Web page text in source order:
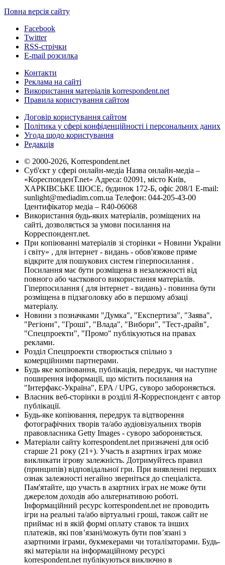
Повна версія сайту
Facebook
Twitter
RSS-стрічки
E-mail розсилка
Контакти
Реклама на сайті
Використання матеріалів korrespondent.net
Правила користування сайтом
Договір користування сайтом
Політика у сфері конфіденційності і персональних даних
Угода щодо користування
Редакція
© 2000-2026, Korrespondent.net
Суб'єкт у сфері онлайн-медіа Назва онлайн-медіа –
«КореспонденТ.net» Адреса: 02091, місто Київ,
ХАРКІВСЬКЕ ШОСЕ, будинок 172-Б, офіс 208/1 E-mail:
sunlight@mediadim.com.ua Телефон: 044-205-43-00
Ідентифікатор медіа – R40-06068
Використання будь-яких матеріалів, розміщених на
сайті, дозволяється за умови посилання на
Корреспондент.net.
При копіюванні матеріалів зі сторінки « Новини України
і світу» , для інтернет - видань - обов'язкове пряме
відкрите для пошукових систем гіперпосилання .
Посилання має бути розміщена в незалежності від
повного або часткового використання матеріалів.
Гіперпосилання ( для інтернет - видань) - повинна бути
розміщена в підзаголовку або в першому абзаці
матеріалу.
Новини з позначками "Думка", "Експертиза", "Заява",
"Регіони", "Гроші", "Влада", "Вибори", "Тест-драйв",
"Спецпроекти", "Промо" публікуються на правах
реклами.
Розділ Спецпроекти створюється спільно з
комерційними партнерами.
Будь яке копіювання, публікація, передрук, чи наступне
поширення інформації, що містить посилання на
"Інтерфакс-Україна", EPA / UPG, суворо забороняється.
Власник веб-сторінки в розділі Я-Корреспондент є автор
публікації.
Будь-яке копіювання, передрук та відтворення
фотографічних творів та/або аудіовізуальних творів
правовласника Getty Images - суворо забороняється.
Матеріали сайту korrespondent.net призначені для осіб
старше 21 року (21+). Участь в азартних іграх може
викликати ігрову залежність. Дотримуйтесь правил
(принципів) відповідальної гри. При виявленні перших
ознак залежності негайно зверніться до спеціаліста.
Пам'ятайте, що участь в азартних іграх не може бути
джерелом доходів або альтернативою роботі.
Інформаційний ресурс korrespondent.net не проводить
ігри на реальні та/або віртуальні гроші, також сайт не
приймає ні в якій формі оплату ставок та інших
платежів, які пов’язані/можуть бути пов’язані з
азартними іграми, букмекерами чи тоталізаторами. Будь-
які матеріали на інформаційному ресурсі
korrespondent.net публікуються виключно в